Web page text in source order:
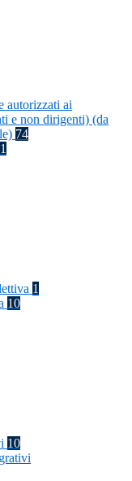
autorizzati ai
e non dirigenti) (da
74
1
1
10
10